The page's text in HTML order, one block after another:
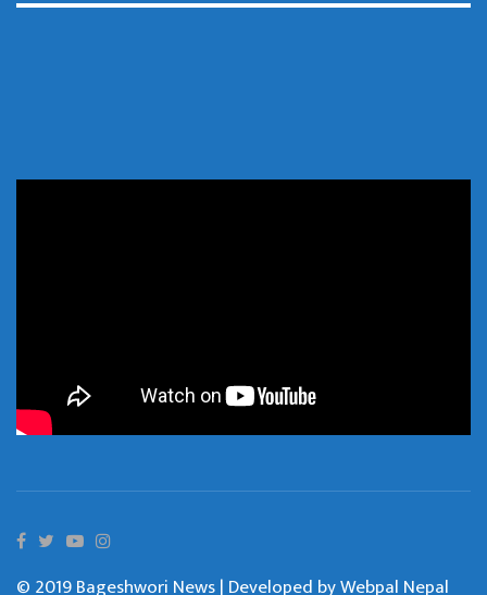
© 2019 Bageshwori News | Developed byWebpal Nepal